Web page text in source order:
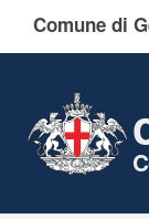
Comune di